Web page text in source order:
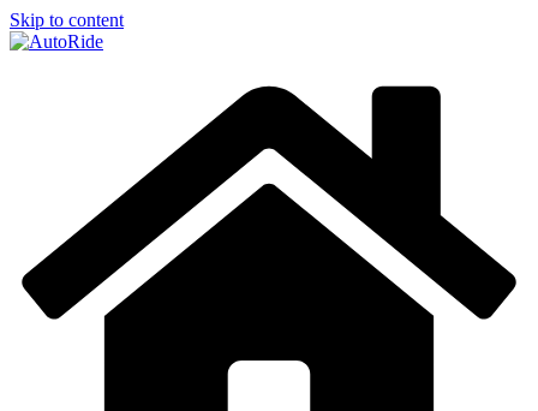
Skip to content